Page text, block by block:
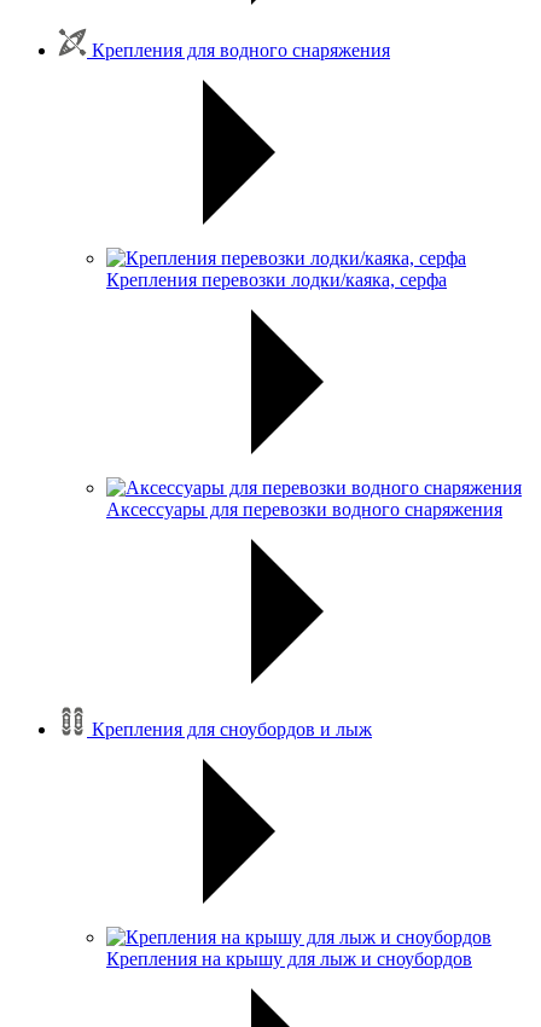
Крепления для водного снаряжения
Крепления перевозки лодки/каяка, серфа
Аксессуары для перевозки водного снаряжения
Крепления для сноубордов и лыж
Крепления на крышу для лыж и сноубордов